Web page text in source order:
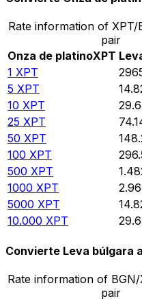
Rate information of
pair
Onza de platinoXPT
1 XPT
5 XPT
10 XPT
25 XPT
50 XPT
100 XPT
500 XPT
1000 XPT
5000 XPT
10.000 XPT
Convierte Leva búlgara
Rate information of
pair